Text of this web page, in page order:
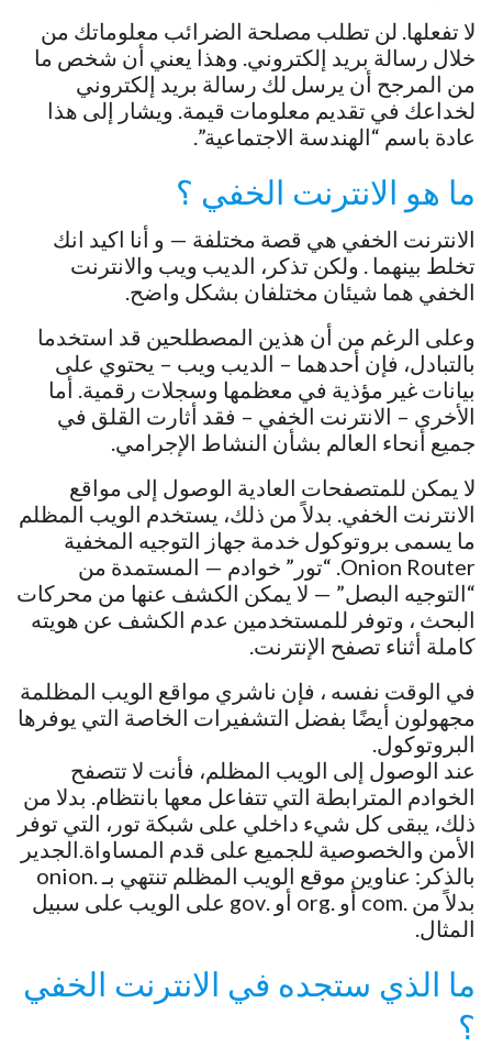
لا تفعلها. لن تطلب مصلحة الضرائب معلوماتك من
خلال رسالة بريد إلكتروني. وهذا يعني أن شخص ما
من المرجح أن يرسل لك رسالة بريد إلكتروني
لخداعك في تقديم معلومات قيمة. ويشار إلى هذا
عادة باسم “الهندسة الاجتماعية”.
ما هو الانترنت الخفي ؟
الانترنت الخفي هي قصة مختلفة — و أنا اكيد انك
تخلط بينهما . ولكن تذكر، الديب ويب والانترنت
الخفي هما شيئان مختلفان بشكل واضح.
وعلى الرغم من أن هذين المصطلحين قد استخدما
بالتبادل، فإن أحدهما – الديب ويب – يحتوي على
بيانات غير مؤذية في معظمها وسجلات رقمية. أما
الأخرى – الانترنت الخفي – فقد أثارت القلق في
جميع أنحاء العالم بشأن النشاط الإجرامي.
لا يمكن للمتصفحات العادية الوصول إلى مواقع
الانترنت الخفي. بدلاً من ذلك، يستخدم الويب المظلم
ما يسمى بروتوكول خدمة جهاز التوجيه المخفية
Onion Router. “تور” خوادم — المستمدة من
“التوجيه البصل” — لا يمكن الكشف عنها من محركات
البحث ، وتوفر للمستخدمين عدم الكشف عن هويته
كاملة أثناء تصفح الإنترنت.
في الوقت نفسه ، فإن ناشري مواقع الويب المظلمة
مجهولون أيضًا بفضل التشفيرات الخاصة التي يوفرها
البروتوكول.
عند الوصول إلى الويب المظلم، فأنت لا تتصفح
الخوادم المترابطة التي تتفاعل معها بانتظام. بدلا من
ذلك، يبقى كل شيء داخلي على شبكة تور، التي توفر
الأمن والخصوصية للجميع على قدم المساواة.الجدير
بالذكر: عناوين موقع الويب المظلم تنتهي بـ .onion
بدلاً من .com أو .org أو .gov على الويب على سبيل
المثال.
ما الذي ستجده في الانترنت الخفي
؟